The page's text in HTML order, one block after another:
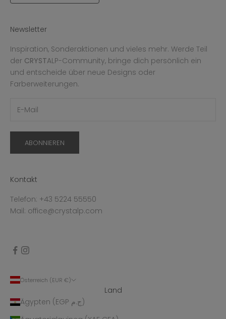
Newsletter
Inspiration, Sonderaktionen und vieles mehr. Werde Teil
der CRYSTALP-Community, bringe dich persönlich ein
und entscheide über neue Designs oder
Farberweiterungen.
ABONNIEREN
Kontakt
Telefon: +43 5224 55550
Mail: office@crystalp.com
Österreich (EUR €)
Land
Ägypten (EGP ج.م)